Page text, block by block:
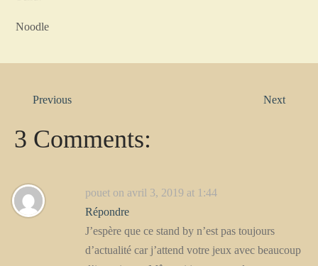
Noodle
Previous Next
3 Comments:
pouet on avril 3, 2019 at 1:44
Répondre
J’espère que ce stand by n’est pas toujours
d’actualité car j’attend votre jeux avec beaucoup